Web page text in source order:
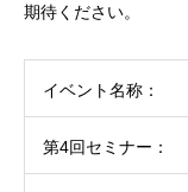
期待ください。
イベント名称：
第4回セミナー：